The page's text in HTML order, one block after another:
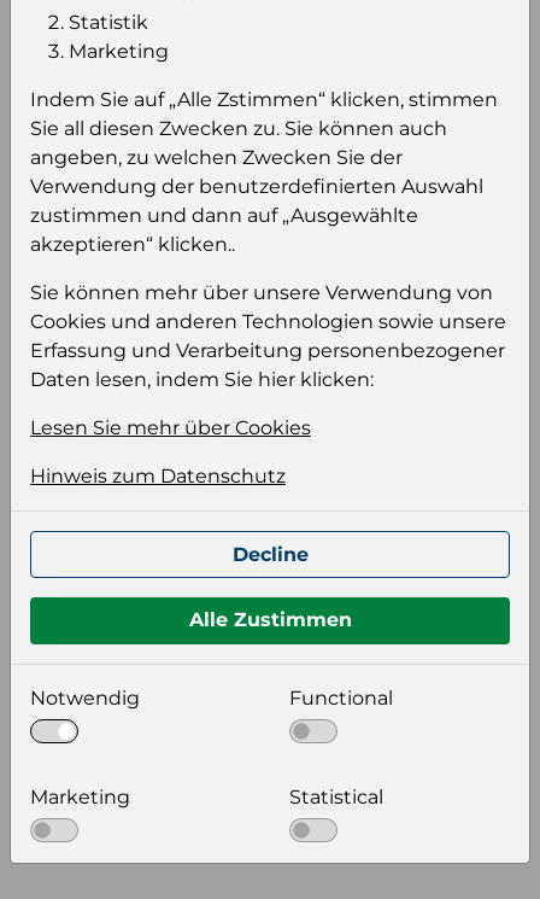
Graham´s Port Tawny 20 YO 20% 0,75l
Graham´s Port Tawny 20 YO 20%
0,75l
Zusätzliche Information
Verkaufseinheit (VE)
Kt6
Konsumeinheit
Stückzahl pro Palette
360
Statistik
Marketing
Indem Sie auf „Alle Zstimmen“ klicken, stimmen
Sie all diesen Zwecken zu. Sie können auch
angeben, zu welchen Zwecken Sie der
Verwendung der benutzerdefinierten Auswahl
zustimmen und dann auf „Ausgewählte
akzeptieren“ klicken..
Sie können mehr über unsere Verwendung von
Cookies und anderen Technologien sowie unsere
Erfassung und Verarbeitung personenbezogener
Daten lesen, indem Sie hier klicken:
Lesen Sie mehr über Cookies
Hinweis zum Datenschutz
Decline
Alle Zustimmen
Notwendig Functional
Marketing Statistical